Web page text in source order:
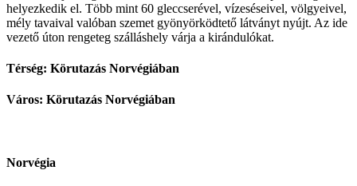
helyezkedik el. Több mint 60 gleccserével, vízeséseivel, völgyeivel,
mély tavaival valóban szemet gyönyörködtető látványt nyújt. Az ide
vezető úton rengeteg szálláshely várja a kirándulókat.
Térség: Körutazás Norvégiában
Város: Körutazás Norvégiában
Norvégia